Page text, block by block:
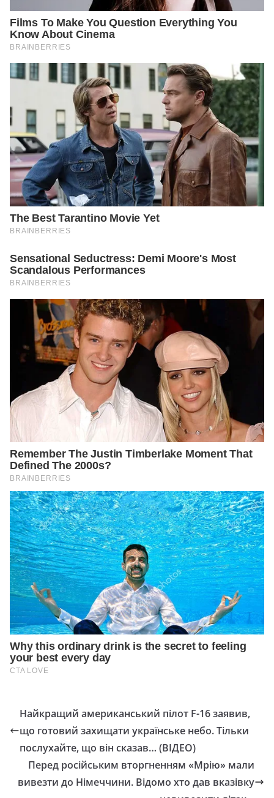
Найкращий американський пілот F-16 заявив,
що готовий захищати українське небо. Тільки
послухайте, що він сказав… (ВІДЕО)
Перед російським вторгненням «Мрію» мали
вивезти до Німеччини. Відомо хто дав вказівку